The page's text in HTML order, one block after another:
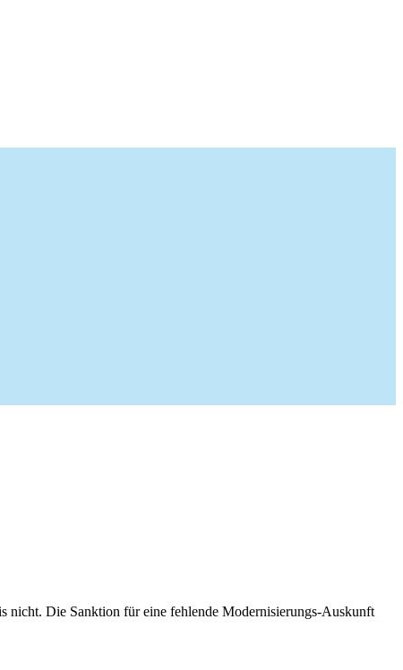
nicht. Die Sanktion für eine fehlende Modernisierungs-Auskunft